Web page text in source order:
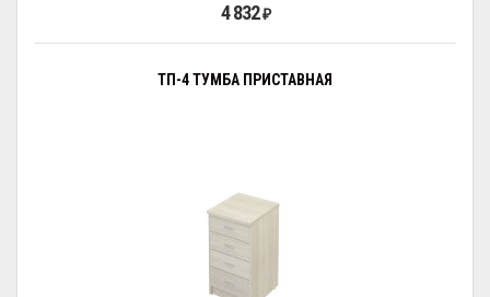
4 832 ₽
ТП-4 ТУМБА ПРИСТАВНАЯ